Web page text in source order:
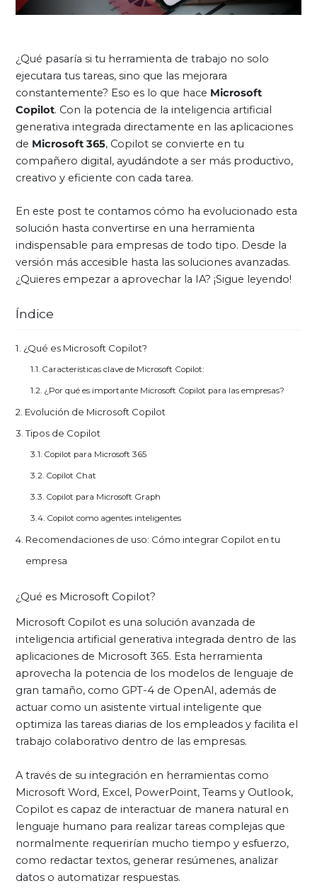
¿Qué pasaría si tu herramienta de trabajo no solo
ejecutara tus tareas, sino que las mejorara
constantemente? Eso es lo que hace Microsoft
Copilot. Con la potencia de la inteligencia artificial
generativa integrada directamente en las aplicaciones
de Microsoft 365, Copilot se convierte en tu
compañero digital, ayudándote a ser más productivo,
creativo y eficiente con cada tarea.
En este post te contamos cómo ha evolucionado esta
solución hasta convertirse en una herramienta
indispensable para empresas de todo tipo. Desde la
versión más accesible hasta las soluciones avanzadas.
¿Quieres empezar a aprovechar la IA? ¡Sigue leyendo!
Índice
¿Qué es Microsoft Copilot?
Características clave de Microsoft Copilot:
¿Por qué es importante Microsoft Copilot para las empresas?
Evolución de Microsoft Copilot
Tipos de Copilot
Copilot para Microsoft 365
Copilot Chat
Copilot para Microsoft Graph
Copilot como agentes inteligentes
Recomendaciones de uso: Cómo integrar Copilot en tu
empresa
¿Qué es Microsoft Copilot?
Microsoft Copilot es una solución avanzada de
inteligencia artificial generativa integrada dentro de las
aplicaciones de Microsoft 365. Esta herramienta
aprovecha la potencia de los modelos de lenguaje de
gran tamaño, como GPT-4 de OpenAI, además de
actuar como un asistente virtual inteligente que
optimiza las tareas diarias de los empleados y facilita el
trabajo colaborativo dentro de las empresas.
A través de su integración en herramientas como
Microsoft Word, Excel, PowerPoint, Teams y Outlook,
Copilot es capaz de interactuar de manera natural en
lenguaje humano para realizar tareas complejas que
normalmente requerirían mucho tiempo y esfuerzo,
como redactar textos, generar resúmenes, analizar
datos o automatizar respuestas.